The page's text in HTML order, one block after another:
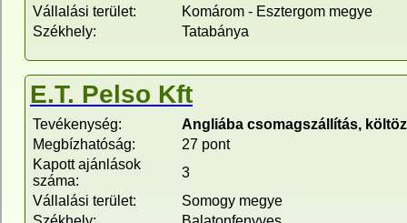
Vállalási terület:
Komárom - Esztergom megye
Székhely:
Tatabánya
E.T. Pelso Kft
Tevékenység:
Angliába csomagszállítás,
Megbízhatóság:
27 pont
Kapott ajánlások
száma:
3
Vállalási terület:
Somogy megye